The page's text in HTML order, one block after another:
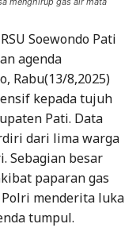
Soewondo Pati
agenda
Rabu(13/8,2025)
kepada tujuh
Pati. Data
dari lima warga
Sebagian besar
paparan gas
menderita luka
tumpul.